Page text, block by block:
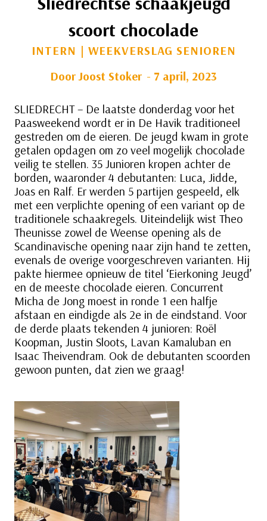
scoort chocolade
INTERN | WEEKVERSLAG SENIOREN
DoorJoost Stoker 7 april, 2023
SLIEDRECHT – De laatste donderdag voor het
Paasweekend wordt er in De Havik traditioneel
gestreden om de eieren. De jeugd kwam in grote
getalen opdagen om zo veel mogelijk chocolade
veilig te stellen. 35 Junioren kropen achter de
borden, waaronder 4 debutanten: Luca, Jidde,
Joas en Ralf. Er werden 5 partijen gespeeld, elk
met een verplichte opening of een variant op de
traditionele schaakregels. Uiteindelijk wist Theo
Theunisse zowel de Weense opening als de
Scandinavische opening naar zijn hand te zetten,
evenals de overige voorgeschreven varianten. Hij
pakte hiermee opnieuw de titel ‘Eierkoning Jeugd’
en de meeste chocolade eieren. Concurrent
Micha de Jong moest in ronde 1 een halfje
afstaan en eindigde als 2e in de eindstand. Voor
de derde plaats tekenden 4 junioren: Roël
Koopman, Justin Sloots, Lavan Kamaluban en
Isaac Theivendram. Ook de debutanten scoorden
gewoon punten, dat zien we graag!